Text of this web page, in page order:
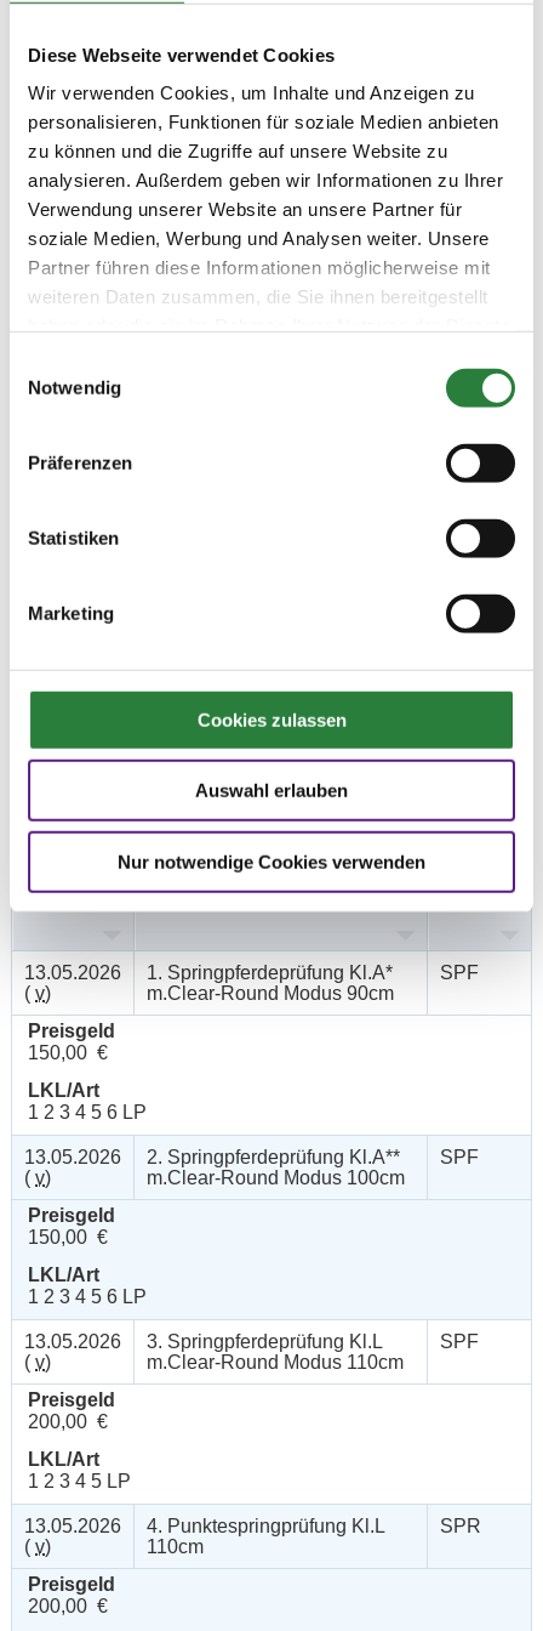
Diese Webseite verwendet Cookies
Wir verwenden Cookies, um Inhalte und Anzeigen zu
personalisieren, Funktionen für soziale Medien anbieten
zu können und die Zugriffe auf unsere Website zu
analysieren. Außerdem geben wir Informationen zu Ihrer
Verwendung unserer Website an unsere Partner für
soziale Medien, Werbung und Analysen weiter. Unsere
Partner führen diese Informationen möglicherweise mit
weiteren Daten zusammen, die Sie ihnen bereitgestellt
Notwendig
Präferenzen
Statistiken
Marketing
Cookies zulassen
Auswahl erlauben
Nur notwendige Cookies verwenden
€, bitte bei Leistungen (neben Boxen und Strom) die
Personenzahl angeben. Teilnehmerbändchen an der
Meldestelle.
- Die Teilnehmerbänder für den Samstagabend müssen
am selben Tag bis 12 Uhr an der Meldestelle abgeholt
werden. Die Bänder gelten ab 17 Uhr, ansonsten ist
Eintritt zu zahlen.
Beschaffenheit der Plätze:
Springplatz Rasen 55x90 m gelocht und gesandet,
durchgeführt.
Vorläufige Zeitenteilung:
Prüfungen
Datum Prüfung Disziplin
13.05.2026
( v)
1. Springpferdeprüfung Kl.A*
m.Clear-Round Modus 90cm
SPF
Preisgeld
150,00 €
LKL/Art
1 2 3 4 5 6 LP
13.05.2026
( v)
2. Springpferdeprüfung Kl.A**
m.Clear-Round Modus 100cm
SPF
Preisgeld
150,00 €
LKL/Art
1 2 3 4 5 6 LP
13.05.2026
( v)
3. Springpferdeprüfung Kl.L
m.Clear-Round Modus 110cm
SPF
Preisgeld
200,00 €
LKL/Art
1 2 3 4 5 LP
13.05.2026
( v)
4. Punktespringprüfung Kl.L
110cm
SPR
Preisgeld
200,00 €